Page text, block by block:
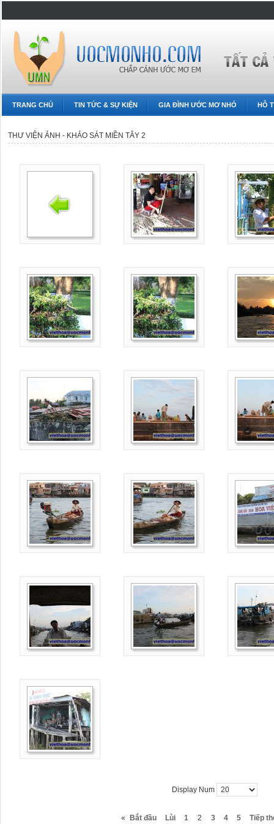
TRANG CHỦ TIN TỨC & SỰ KIỆN GIA ĐÌNH ƯỚC MƠ NHỎ HỖ
THƯ VIỆN ẢNH - KHẢO SÁT MIỀN TÂY 2
Display Num
« Bắt đầu Lùi 1 2 3 4 5 Tiếp